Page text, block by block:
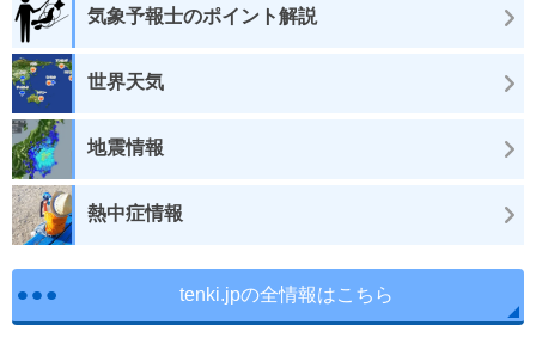
気象予報士のポイント解説
世界天気
地震情報
熱中症情報
tenki.jpの全情報はこちら